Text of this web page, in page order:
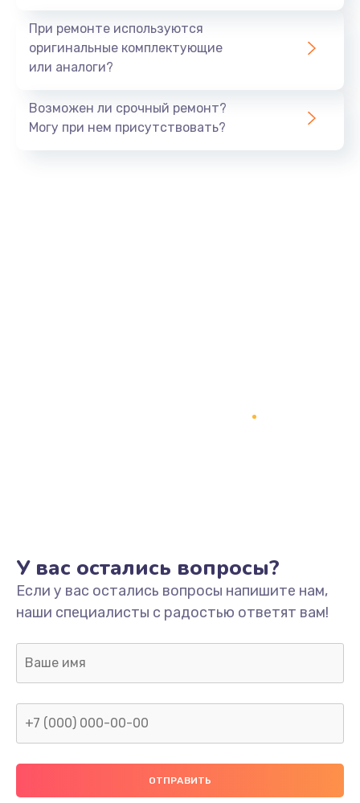
При ремонте используются
оригинальные комплектующие
или аналоги?
Возможен ли срочный ремонт?
Могу при нем присутствовать?
У вас остались вопросы?
Если у вас остались вопросы напишите нам,
наши специалисты с радостью ответят вам!